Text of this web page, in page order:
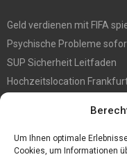
Um Ihnen optimale
Cookies, um Informationen
Geld verdienen mit FIFA
Psychische Probleme
SUP Sicherheit Leitfaden
Hochzeitslocation
Großer Spaß auf der
Bester Oscam- und